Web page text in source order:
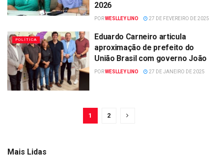
2026
PORWESLLEY LINO 27 DE FEVEREIRO DE 2025
POLÍTICA
Eduardo Carneiro articula
aproximação de prefeito do
União Brasil com governo João
PORWESLLEY LINO 27 DE JANEIRO DE 2025
1 2
Mais Lidas